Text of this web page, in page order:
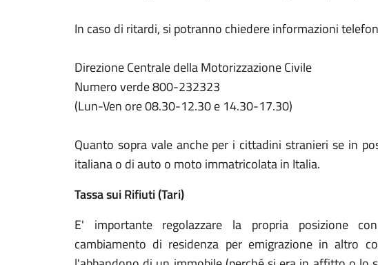
In caso di ritardi, si potranno chiedere informazioni
Direzione Centrale della Motorizzazione Civile
Numero verde 800-232323
(Lun-Ven ore 08.30-12.30 e 14.30-17.30)
Quanto sopra vale anche per i cittadini stranieri se in
italiana o di auto o moto immatricolata in Italia.
Tassa sui Rifiuti (Tari)
E' importante regolazzare la propria posizione
cambiamento di residenza per emigrazione in altro